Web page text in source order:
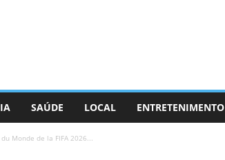
SAÚDE LOCAL ENTRETENIMENTO
Monde de la FIFA 2026...